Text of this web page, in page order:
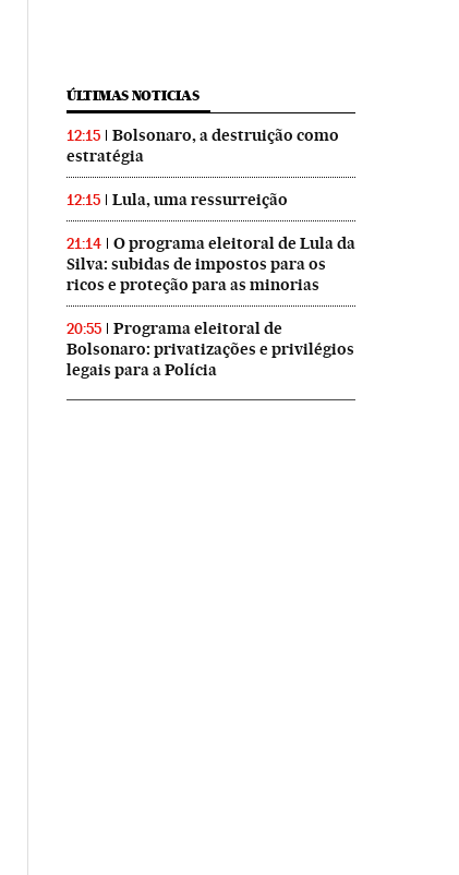
ÚLTIMAS NOTICIAS
12:15
Bolsonaro, a destruição como
estratégia
12:15 Lula, uma ressurreição
21:14
O programa eleitoral de Lula da
Silva: subidas de impostos para os
ricos e proteção para as minorias
20:55
Programa eleitoral de
Bolsonaro: privatizações e privilégios
legais para a Polícia